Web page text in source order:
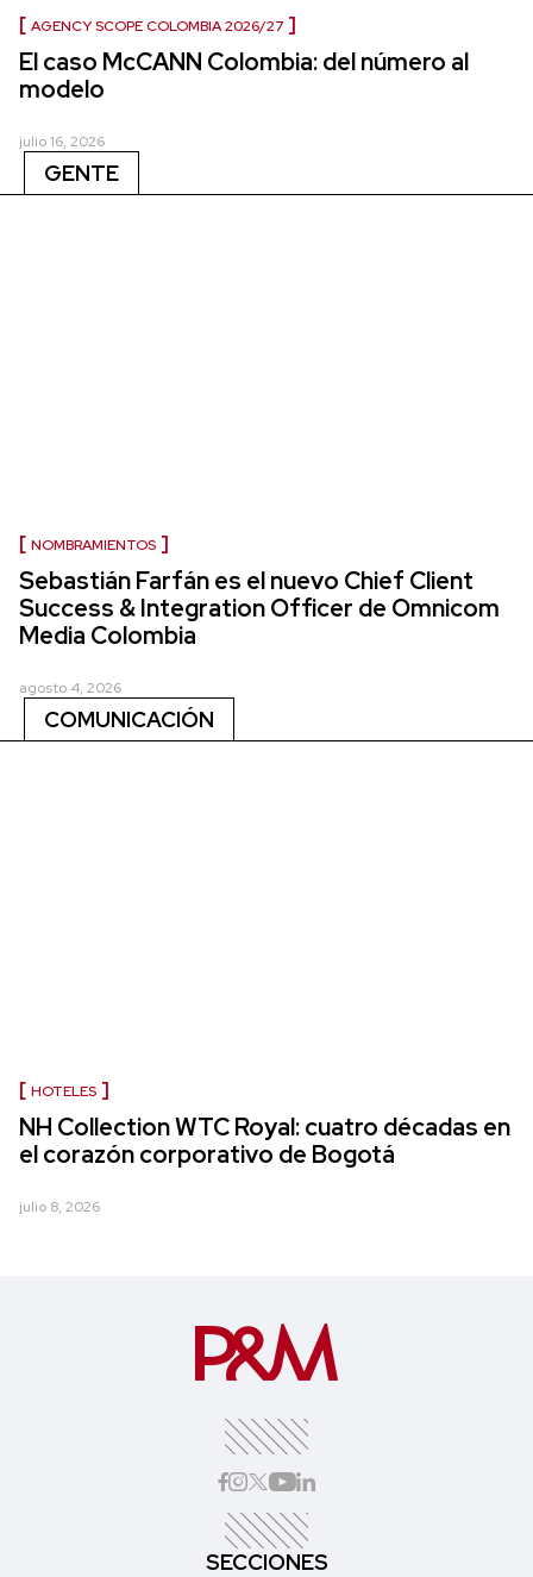
AGENCY SCOPE COLOMBIA 2026/27
El caso McCANN Colombia: del número al
modelo
julio 16, 2026
GENTE
NOMBRAMIENTOS
Sebastián Farfán es el nuevo Chief Client
Success & Integration Officer de Omnicom
Media Colombia
agosto 4, 2026
COMUNICACIÓN
HOTELES
NH Collection WTC Royal: cuatro décadas en
el corazón corporativo de Bogotá
julio 8, 2026
SECCIONES